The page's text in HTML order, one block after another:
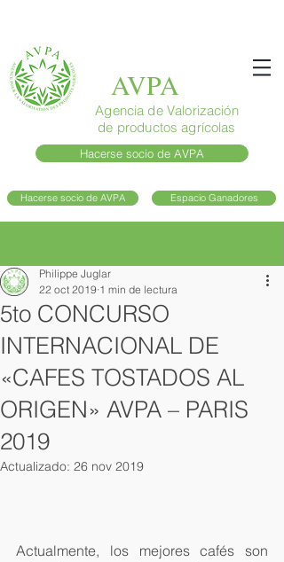
AVPA
Agencia de Valorización
de productos agrícolas
Hacerse socio de AVPA
Hacerse socio de AVPA Espacio Ganadores
5to CONCURSO
INTERNACIONAL DE
«CAFES TOSTADOS AL
ORIGEN» AVPA – PARIS
2019
Philippe Juglar
22 oct 2019 1 min de lectura
Actualizado: 26 nov 2019
Actualmente, los mejores cafés son